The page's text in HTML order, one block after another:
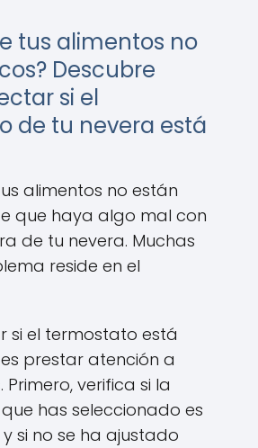
tus alimentos no
Descubre
si el
de tu nevera está
alimentos no están
que haya algo mal con
de tu nevera. Muchas
reside en el
si el termostato está
prestar atención a
Primero, verifica si la
has seleccionado es
si no se ha ajustado